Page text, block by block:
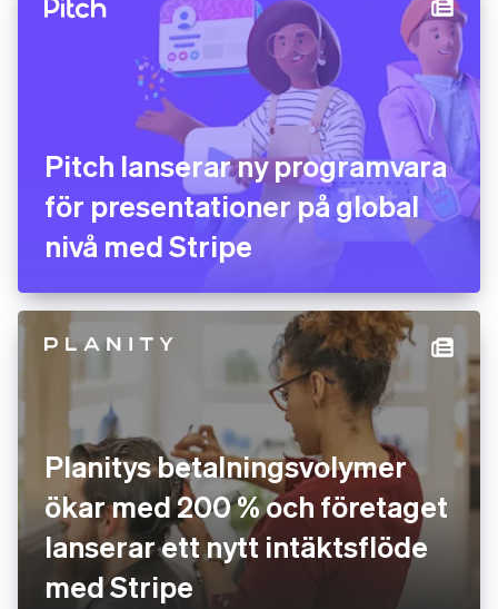
Pitch lanserar ny programvara
för presentationer på global
nivå med Stripe
Planitys betalningsvolymer
ökar med 200 % och företaget
lanserar ett nytt intäktsflöde
med Stripe